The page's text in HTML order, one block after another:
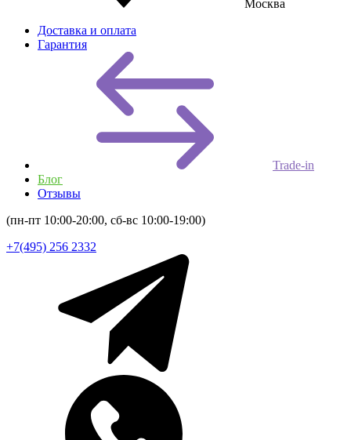
Москва
Доставка и оплата
Гарантия
Trade-in
Блог
Отзывы
(пн-пт 10:00-20:00, сб-вс 10:00-19:00)
+7(495) 256 2332